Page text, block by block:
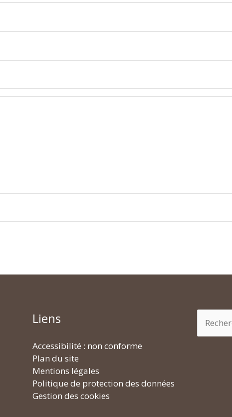
Liens
Accessibilité : non conforme
Plan du site
Mentions légales
Politique de protection des données
Gestion des cookies